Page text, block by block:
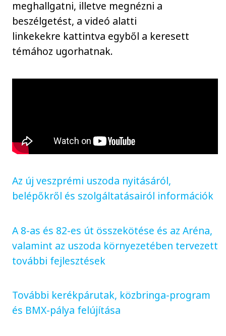
meghallgatni, illetve megnézni a
beszélgetést, a videó alatti
linkekekre kattintva egyből a keresett
témához ugorhatnak.
Az új veszprémi uszoda nyitásáról,
belépőkről és szolgáltatásairól információk
A 8-as és 82-es út összekötése és az Aréna,
valamint az uszoda környezetében tervezett
további fejlesztések
További kerékpárutak, közbringa-program
és BMX-pálya felújítása